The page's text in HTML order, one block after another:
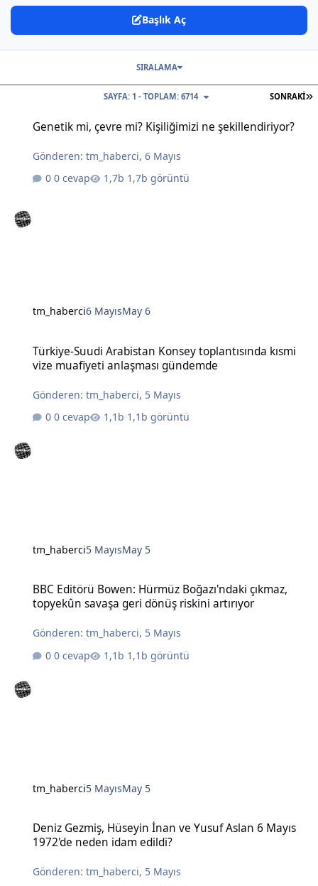
Başlık Aç
SONRAKI
SAYFA: 1 - TOPLAM: 6714
SIRALAMA
Genetik mi, çevre mi? Kişiliğimizi ne şekillendiriyor?
Gönderen:tm_haberci,6 Mayıs
0 cevap
1,7b görüntü
tm_haberci6 MayısMay 6
Türkiye-Suudi Arabistan Konsey toplantısında kısmi
vize muafiyeti anlaşması gündemde
Gönderen:tm_haberci, 5 Mayıs
0 cevap
1,1b görüntü
tm_haberci5 MayısMay 5
BBC Editörü Bowen: Hürmüz Boğazı'ndaki çıkmaz,
topyekûn savaşa geri dönüş riskini artırıyor
Gönderen:tm_haberci, 5 Mayıs
0 cevap
1,1b görüntü
tm_haberci5 MayısMay 5
Deniz Gezmiş, Hüseyin İnan ve Yusuf Aslan 6 Mayıs
1972'de neden idam edildi?
Gönderen:tm_haberci, 5 Mayıs